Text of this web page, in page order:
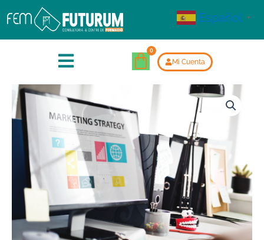
Mi Cuenta
Español ▼